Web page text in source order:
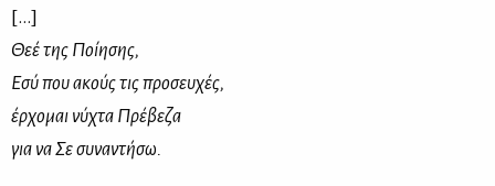
[…]
Θεέ της Ποίησης,
Εσύ που ακούς τις προσευχές,
έρχομαι νύχτα Πρέβεζα
για να Σε συναντήσω.